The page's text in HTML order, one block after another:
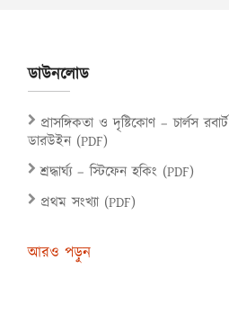
ডাউনলোড
প্রাসঙ্গিকতা ও দৃষ্টিকোণ – চার্লস রবার্ট
ডারউইন (PDF)
শ্রদ্ধার্ঘ্য – স্টিফেন হকিং (PDF)
প্রথম সংখ্যা (PDF)
আরও পড়ুন